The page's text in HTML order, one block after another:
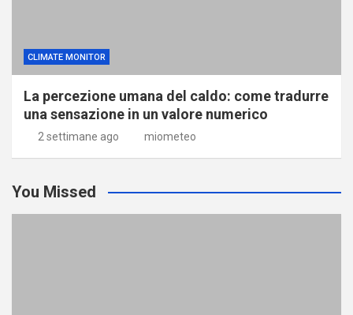
CLIMATE MONITOR
La percezione umana del caldo: come tradurre
una sensazione in un valore numerico
2 settimane ago miometeo
You Missed